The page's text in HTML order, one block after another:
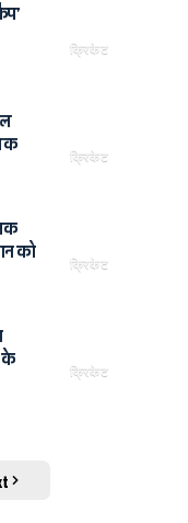
क्रिकेट
क्रिकेट
क्रिकेट
को
क्रिकेट
के